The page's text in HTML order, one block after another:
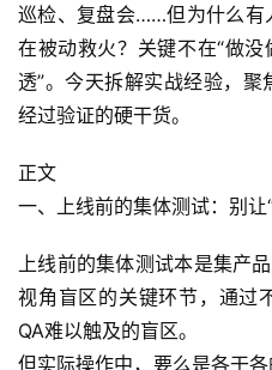
巡检、复盘会……但为什么有
在被动救火？关键不在“做
透”。今天拆解实战经验，
经过验证的硬干货。
正文
一、上线前的集体测试：别让
上线前的集体测试本是集产
视角盲区的关键环节，通过
QA难以触及的盲区。
但实际操作中，要么是各干